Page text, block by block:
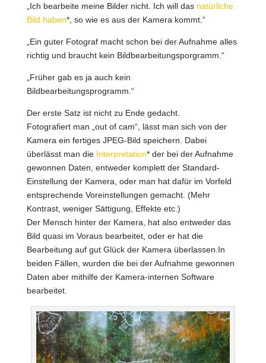
„Ich bearbeite meine Bilder nicht. Ich will das natürliche
Bild haben*, so wie es aus der Kamera kommt.“
„Ein guter Fotograf macht schon bei der Aufnahme alles
richtig und braucht kein Bildbearbeitungsporgramm.“
„Früher gab es ja auch kein
Bildbearbeitungsprogramm.“
Der erste Satz ist nicht zu Ende gedacht.
Fotografiert man „out of cam“, lässt man sich von der
Kamera ein fertiges JPEG-Bild speichern. Dabei
überlässt man die Interpretation* der bei der Aufnahme
gewonnen Daten, entweder komplett der Standard-
Einstellung der Kamera, oder man hat dafür im Vorfeld
entsprechende Voreinstellungen gemacht. (Mehr
Kontrast, weniger Sättigung, Effekte etc.)
Der Mensch hinter der Kamera, hat also entweder das
Bild quasi im Voraus bearbeitet, oder er hat die
Bearbeitung auf gut Glück der Kamera überlassen.In
beiden Fällen, wurden die bei der Aufnahme gewonnen
Daten aber mithilfe der Kamera-internen Software
bearbeitet.